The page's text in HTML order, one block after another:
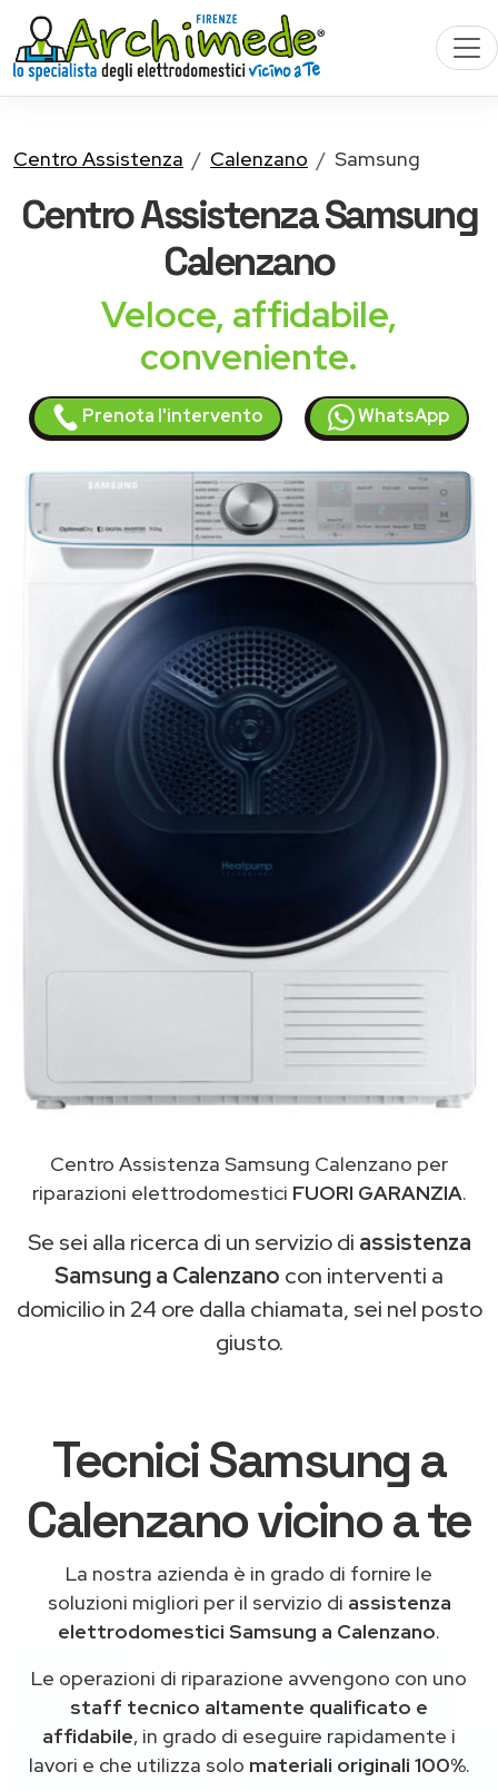
Centro Assistenza Calenzano Samsung
Centro AssistenzaSamsung
Calenzano
Veloce, affidabile,
conveniente.
Prenota l'intervento WhatsApp
Centro Assistenza Samsung Calenzano per
riparazioni elettrodomestici FUORI GARANZIA.
Se sei alla ricerca di un servizio di assistenza
Samsung a Calenzano con interventi a
domicilio in 24 ore dalla chiamata, sei nel posto
giusto.
Tecnici Samsung a
Calenzano vicino a te
La nostra azienda è in grado di fornire le
soluzioni migliori per il servizio di assistenza
elettrodomestici Samsung a Calenzano.
Le operazioni di riparazione avvengono con uno
staff tecnico altamente qualificato e
affidabile, in grado di eseguire rapidamente i
lavori e che utilizza solo materiali originali 100%.